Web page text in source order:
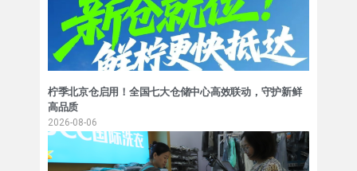
柠季北京仓启用！全国七大仓储中心高效联动，守护新鲜
高品质
2026-08-06